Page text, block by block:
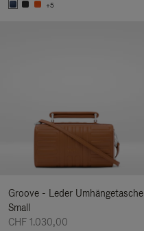
+5
Groove - Leder Umhängetasche
Small
CHF 1.030,00